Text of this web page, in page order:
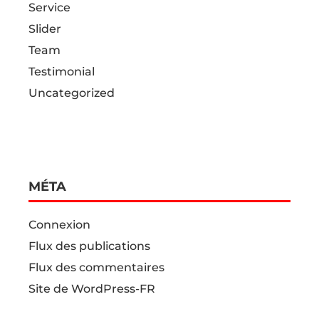
Service
Slider
Team
Testimonial
Uncategorized
MÉTA
Connexion
Flux des publications
Flux des commentaires
Site de WordPress-FR